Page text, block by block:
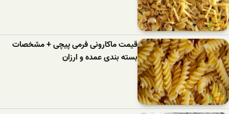
قیمت ماکارونی فرمی پیچی + مشخصات
بسته بندی عمده و ارزان